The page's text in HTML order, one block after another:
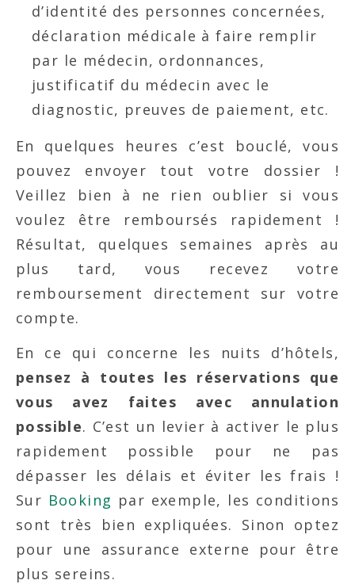
d’identité des personnes concernées,
déclaration médicale à faire remplir
par le médecin, ordonnances,
justificatif du médecin avec le
diagnostic, preuves de paiement, etc.
En quelques heures c’est bouclé, vous
pouvez envoyer tout votre dossier !
Veillez bien à ne rien oublier si vous
voulez être remboursés rapidement !
Résultat, quelques semaines après au
plus tard, vous recevez votre
remboursement directement sur votre
compte.
En ce qui concerne les nuits d’hôtels,
pensez à toutes les réservations que
vous avez faites avec annulation
possible. C’est un levier à activer le plus
rapidement possible pour ne pas
dépasser les délais et éviter les frais !
Sur Booking par exemple, les conditions
sont très bien expliquées. Sinon optez
pour une assurance externe pour être
plus sereins.